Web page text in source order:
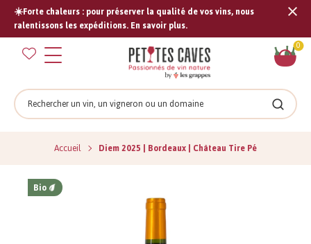
☀️Forte chaleurs : pour préserver la qualité de vos vins, nous
ralentissons les expéditions. En savoir plus.
0
Rechercher
Accueil Diem 2025 | Bordeaux | Château Tire Pé
Bio